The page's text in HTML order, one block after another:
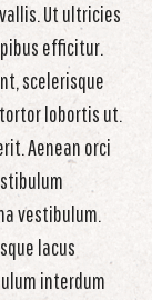
Ut ultricies
efficitur.
scelerisque
lobortis ut.
Aenean orci
vestibulum.
lacus
interdum